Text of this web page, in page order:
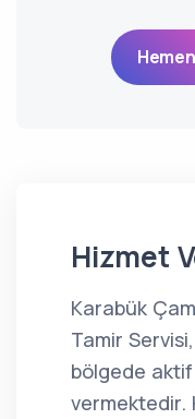
Hizmet
Karabük
Tamir
bölgede
vermektedir.